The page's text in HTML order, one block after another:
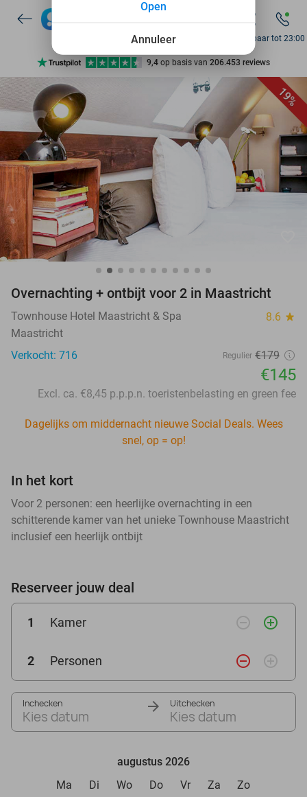
7 dagen per week beschikbaar
10+ miljoen leden
9,4 op basis van 206.453 reviews
Ontdek 15.000+ deals
7 dagen per week beschikbaar
10+ miljoen leden
Bereikbaar tot 23:00
19%
Overnachting + ontbijt voor 2 in Maastricht
Townhouse Hotel Maastricht & Spa 8.6 star
Maastricht
Verkocht: 716
Regulier €179
€145
Excl. ca. €8,45 p.p.p.n. toeristenbelasting en green fee
Dagelijks om middernacht nieuwe Social Deals. Wees
snel, op = op!
In het kort
Voor 2 personen: een heerlijke overnachting in een
schitterende kamer van het unieke Townhouse Maastricht
inclusief een heerlijk ontbijt
Reserveer jouw deal
1 Kamer remove_circle_outline add_circle_outline
2 Personen remove_circle_outline add_circle_outline
Inchecken
Kies datum
Uitchecken
Kies datum
augustus 2026
Ma
Di Wo Do Vr Za Zo
Annuleer
Open